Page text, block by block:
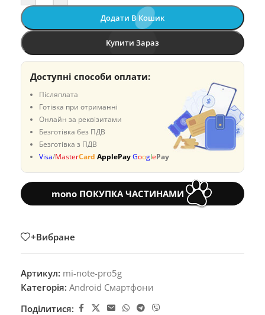
Додати В Кошик
Купити Зараз
Доступні способи оплати:
Післяплата
Готівка при отриманні
Онлайн за реквізитами
Безготівка без ПДВ
Безготівка з ПДВ
Visa/MasterCard ApplePayGooglePay
mono ПОКУПКА ЧАСТИНАМИ
+Вибране
Артикул: mi-note-pro5g
Категорія: Android Смартфони
Поділитися: